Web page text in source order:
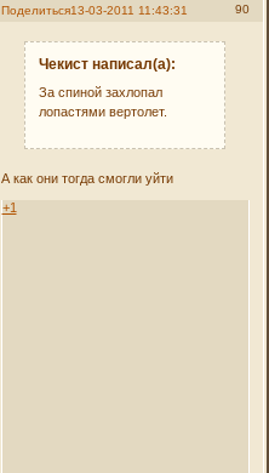
Поделиться 90
13-03-2011 11:43:31
Чекист написал(а):
За спиной захлопал
лопастями вертолет.
А как они тогда смогли уйти
+1